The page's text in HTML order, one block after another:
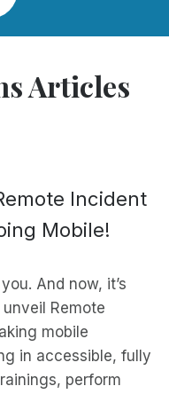
Articles
Incident
Mobile!
And now, it’s
Remote
mobile
in accessible, fully
perform